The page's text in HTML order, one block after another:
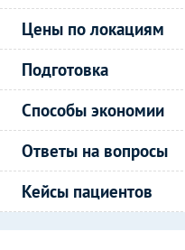
Цены по локациям
Подготовка
Способы экономии
Ответы на вопросы
Кейсы пациентов